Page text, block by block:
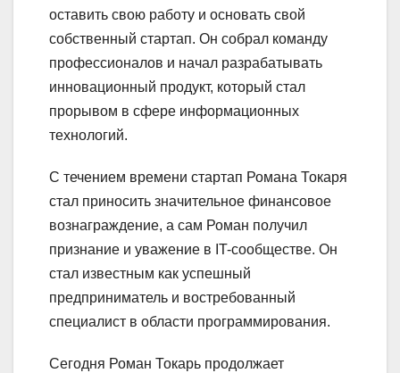
оставить свою работу и основать свой
собственный стартап. Он собрал команду
профессионалов и начал разрабатывать
инновационный продукт, который стал
прорывом в сфере информационных
технологий.
С течением времени стартап Романа Токаря
стал приносить значительное финансовое
вознаграждение, а сам Роман получил
признание и уважение в IT-сообществе. Он
стал известным как успешный
предприниматель и востребованный
специалист в области программирования.
Сегодня Роман Токарь продолжает